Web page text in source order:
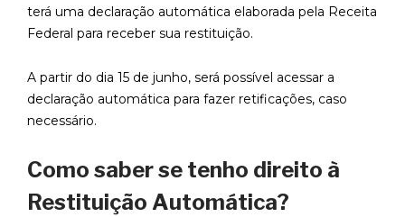
terá uma declaração automática elaborada pela Receita
Federal para receber sua restituição.
A partir do dia 15 de junho, será possível acessar a
declaração automática para fazer retificações, caso
necessário.
Como saber se tenho direito à
Restituição Automática?